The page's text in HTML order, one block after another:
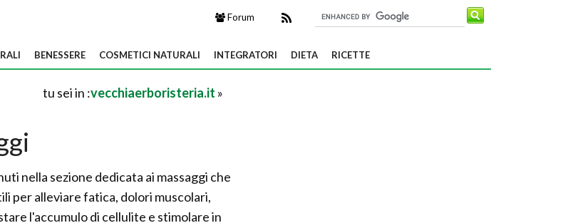
Forum
BENESSERE COSMETICI NATURALI INTEGRATORI DIETA RICETTE
tu sei in :vecchiaerboristeria.it »
nella sezione dedicata ai massaggi che
per alleviare fatica, dolori muscolari,
l'accumulo di cellulite e stimolare in